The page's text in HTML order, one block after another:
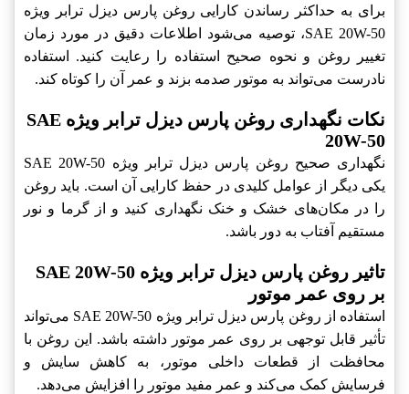
برای به حداکثر رساندن کارایی روغن پارس دیزل ترابر ویژه
SAE 20W-50، توصیه می‌شود اطلاعات دقیق در مورد زمان
تغییر روغن و نحوه صحیح استفاده را رعایت کنید. استفاده
نادرست می‌تواند به موتور صدمه بزند و عمر آن را کوتاه کند.
نکات نگهداری روغن پارس دیزل ترابر ویژه SAE
20W-50
نگهداری صحیح روغن پارس دیزل ترابر ویژه SAE 20W-50
یکی دیگر از عوامل کلیدی در حفظ کارایی آن است. باید روغن
را در مکان‌های خشک و خنک نگهداری کنید و از گرما و نور
مستقیم آفتاب به دور باشد.
تاثیر روغن پارس دیزل ترابر ویژه SAE 20W-50
بر روی عمر موتور
استفاده از روغن پارس دیزل ترابر ویژه SAE 20W-50 می‌تواند
تأثیر قابل توجهی بر روی عمر موتور داشته باشد. این روغن با
محافظت از قطعات داخلی موتور، به کاهش سایش و
فرسایش کمک می‌کند و عمر مفید موتور را افزایش می‌دهد.